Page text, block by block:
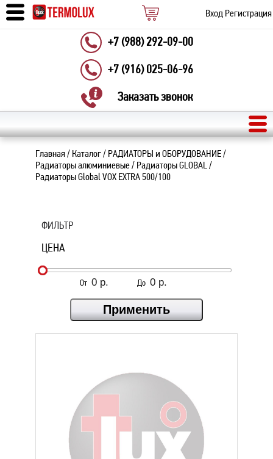
Вход Регистрация
+7 (988) 292-09-00
+7 (916) 025-06-96
Заказать звонок
Главная/ Каталог/ РАДИАТОРЫ и ОБОРУДОВАНИЕ/
Радиаторы алюминиевые/ Радиаторы GLOBAL/
Радиаторы Global VOX EXTRA 500/100
ФИЛЬТР
ЦЕНА
От До